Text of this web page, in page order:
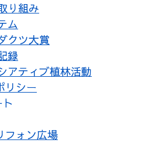
り組み
ム
クツ大賞
録
アティブ植林活動
リシー
フォン広場